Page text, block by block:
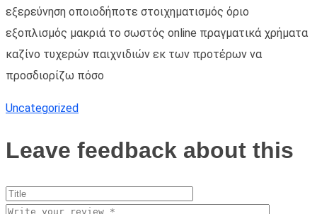
εξερεύνηση οποιοδήποτε στοιχηματισμός όριο
εξοπλισμός μακριά το σωστός online πραγματικά χρήματα
καζίνο τυχερών παιχνιδιών εκ των προτέρων να
προσδιορίζω πόσο
Uncategorized
Leave feedback about this